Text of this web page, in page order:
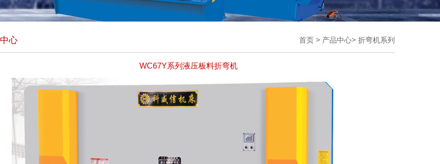
心 首页 > 产品中心> 折弯机系列
WC67Y系列液压板料折弯机